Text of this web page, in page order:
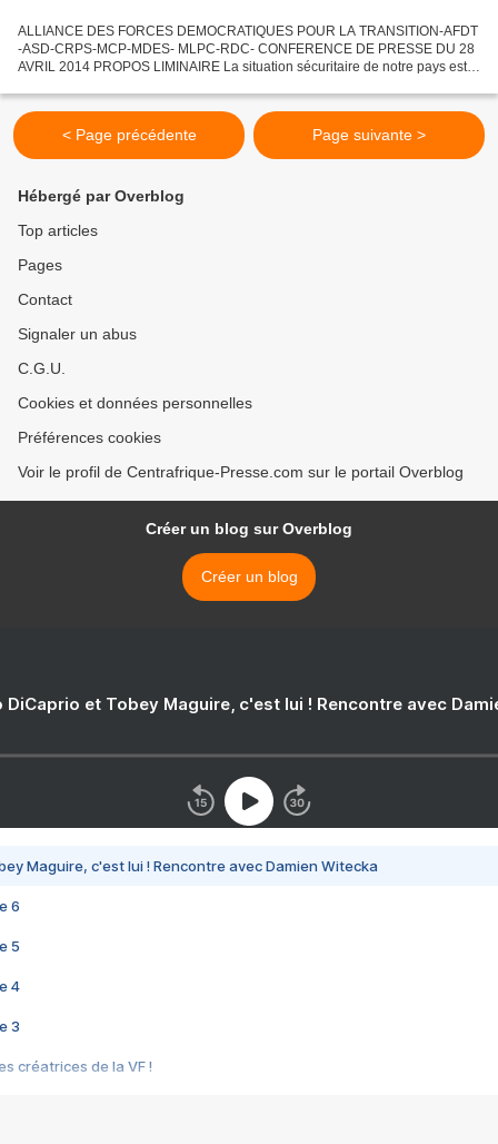
ALLIANCE DES FORCES DEMOCRATIQUES POUR LA TRANSITION-AFDT
-ASD-CRPS-MCP-MDES- MLPC-RDC- CONFERENCE DE PRESSE DU 28
AVRIL 2014 PROPOS LIMINAIRE La situation sécuritaire de notre pays est
< Page précédente Page suivante >
Hébergé par Overblog
Top articles
Pages
Contact
Signaler un abus
C.G.U.
Cookies et données personnelles
Préférences cookies
Voir le profil de Centrafrique-Presse.com sur le portail Overblog
Créer un blog sur Overblog
Créer un blog
DiCaprio et Tobey Maguire, c'est lui ! Rencontre avec
Maguire, c'est lui ! Rencontre avec Damien Witecka
6
5
4
3
créatrices de la VF !